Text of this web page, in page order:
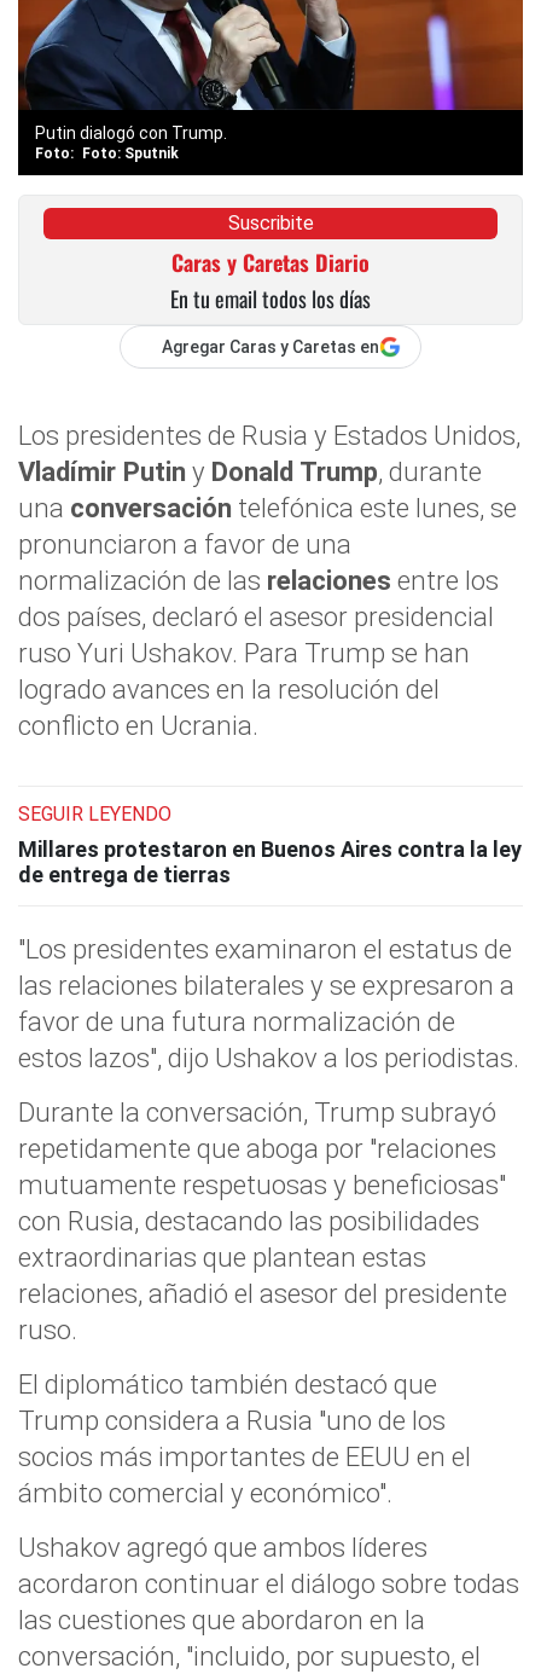
Putin dialogó con Trump.
Foto: Sputnik
Suscribite
Caras y Caretas Diario
En tu email todos los días
Agregar Caras y Caretas en
Los presidentes de Rusia y Estados Unidos,
Vladímir Putin y Donald Trump, durante
una conversación telefónica este lunes, se
pronunciaron a favor de una
normalización de las relaciones entre los
dos países, declaró el asesor presidencial
ruso Yuri Ushakov. Para Trump se han
logrado avances en la resolución del
conflicto en Ucrania.
SEGUIR LEYENDO
Millares protestaron en Buenos Aires contra la ley
de entrega de tierras
"Los presidentes examinaron el estatus de
las relaciones bilaterales y se expresaron a
favor de una futura normalización de
estos lazos", dijo Ushakov a los periodistas.
Durante la conversación, Trump subrayó
repetidamente que aboga por "relaciones
mutuamente respetuosas y beneficiosas"
con Rusia, destacando las posibilidades
extraordinarias que plantean estas
relaciones, añadió el asesor del presidente
ruso.
El diplomático también destacó que
Trump considera a Rusia "uno de los
socios más importantes de EEUU en el
ámbito comercial y económico".
Ushakov agregó que ambos líderes
acordaron continuar el diálogo sobre todas
las cuestiones que abordaron en la
conversación, "incluido, por supuesto, el